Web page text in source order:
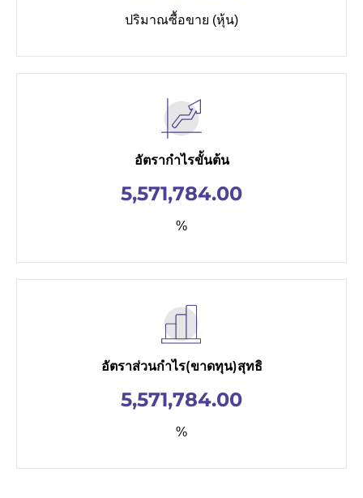
ปริมาณซื้อขาย (หุ้น)
อัตรากำไรขั้นต้น
5,571,784.00
%
อัตราส่วนกำไร(ขาดทุน)สุทธิ
5,571,784.00
%